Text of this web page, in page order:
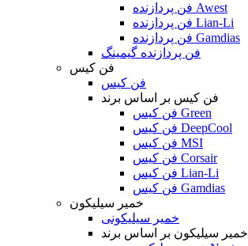
فن پردازنده Awest
فن پردازنده Lian-Li
فن پردازنده Gamdias
فن پردازنده گیمینگ
فن کیس
فن کیس
فن کیس بر اساس برند
فن کیس Green
فن کیس DeepCool
فن کیس MSI
فن کیس Corsair
فن کیس Lian-Li
فن کیس Gamdias
خمیر سیلیکون
خمیر سیلیکونی
خمیر سیلیکون بر اساس برند